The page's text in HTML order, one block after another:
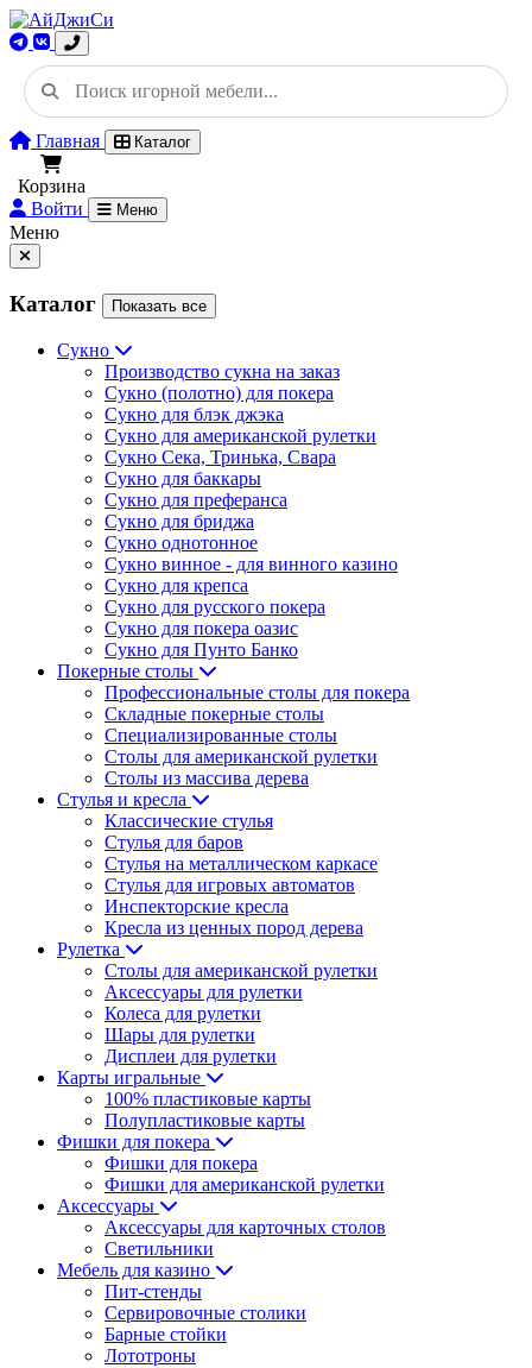
Главная Каталог
Корзина
Войти
Меню
Меню
Каталог Показать все
Сукно
Производство сукна на заказ
Сукно (полотно) для покера
Сукно для блэк джэка
Сукно для американской рулетки
Сукно Сека, Тринька, Свара
Сукно для баккары
Сукно для преферанса
Сукно для бриджа
Сукно однотонное
Сукно винное - для винного казино
Сукно для крепса
Сукно для русского покера
Сукно для покера оазис
Сукно для Пунто Банко
Покерные столы
Профессиональные столы для покера
Складные покерные столы
Специализированные столы
Столы для американской рулетки
Столы из массива дерева
Стулья и кресла
Классические стулья
Стулья для баров
Стулья на металлическом каркасе
Стулья для игровых автоматов
Инспекторские кресла
Кресла из ценных пород дерева
Рулетка
Столы для американской рулетки
Аксессуары для рулетки
Колеса для рулетки
Шары для рулетки
Дисплеи для рулетки
Карты игральные
100% пластиковые карты
Полупластиковые карты
Фишки для покера
Фишки для покера
Фишки для американской рулетки
Аксессуары
Аксессуары для карточных столов
Светильники
Мебель для казино
Пит-стенды
Сервировочные столики
Барные стойки
Лототроны